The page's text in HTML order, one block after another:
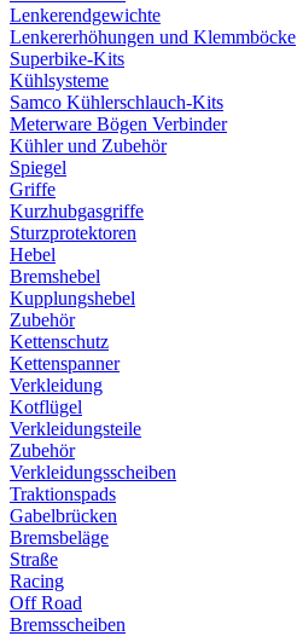
Lenkerendgewichte
Lenkererhöhungen und Klemmböcke
Superbike-Kits
Kühlsysteme
Samco Kühlerschlauch-Kits
Meterware Bögen Verbinder
Kühler und Zubehör
Spiegel
Griffe
Kurzhubgasgriffe
Sturzprotektoren
Hebel
Bremshebel
Kupplungshebel
Zubehör
Kettenschutz
Kettenspanner
Verkleidung
Kotflügel
Verkleidungsteile
Zubehör
Verkleidungsscheiben
Traktionspads
Gabelbrücken
Bremsbeläge
Straße
Racing
Off Road
Bremsscheiben